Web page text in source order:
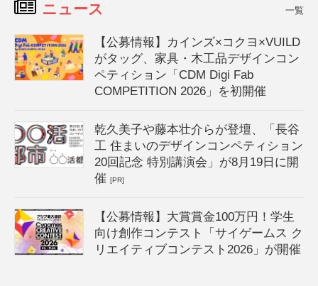
ニュース 一覧
【公募情報】カインズ×コクヨ×VUILD
がタッグ、家具・木工品デザインコン
ペティション「CDM Digi Fab
COMPETITION 2026」を初開催
乾久美子や藤本壮介らが登壇、「長谷
工 住まいのデザインコンペティション
20回記念 特別講演会」が8月19日に開
催[PR]
【公募情報】大賞賞金100万円！学生
向け創作コンテスト「サイゲームス ク
リエイティブコンテスト2026」が開催